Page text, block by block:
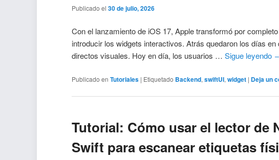
Publicado el30 de julio, 2026
Con el lanzamiento de iOS 17, Apple transformó por
introducir los widgets interactivos. Atrás quedaron los días
directos visuales. Hoy en día, los usuarios …Sigue leyendo
Publicado en Tutoriales | Etiquetado Backend,swiftUI,widget | Deja un
Tutorial: Cómo usar el lector de
Swift para escanear etiquetas